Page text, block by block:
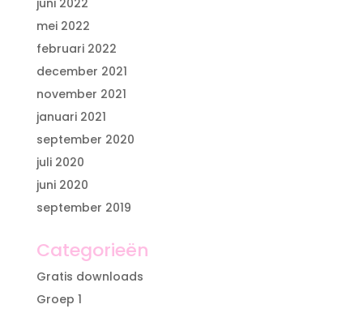
juni 2022
mei 2022
februari 2022
december 2021
november 2021
januari 2021
september 2020
juli 2020
juni 2020
september 2019
Categorieën
Gratis downloads
Groep 1